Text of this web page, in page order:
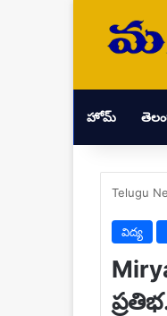
హోమ్
Telugu
విద్య